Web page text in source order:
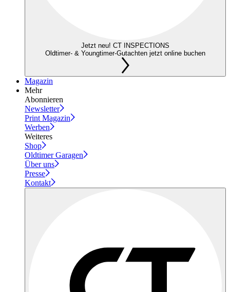
Jetzt neu! CT INSPECTIONS
Oldtimer- & Youngtimer-Gutachten jetzt online buchen
Magazin
Mehr
Abonnieren
Newsletter
Print Magazin
Werben
Weiteres
Shop
Oldtimer Garagen
Über uns
Presse
Kontakt